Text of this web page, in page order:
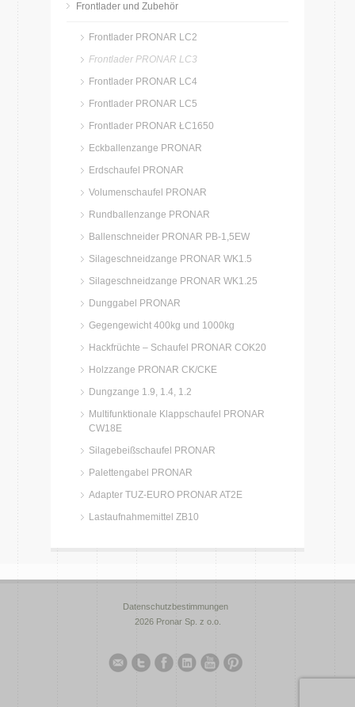
Frontlader und Zubehör
Frontlader PRONAR LC2
Frontlader PRONAR LC3
Frontlader PRONAR LC4
Frontlader PRONAR LC5
Frontlader PRONAR ŁC1650
Eckballenzange PRONAR
Erdschaufel PRONAR
Volumenschaufel PRONAR
Rundballenzange PRONAR
Ballenschneider PRONAR PB-1,5EW
Silageschneidzange PRONAR WK1.5
Silageschneidzange PRONAR WK1.25
Dunggabel PRONAR
Gegengewicht 400kg und 1000kg
Hackfrüchte – Schaufel PRONAR COK20
Holzzange PRONAR CK/CKE
Dungzange 1.9, 1.4, 1.2
Multifunktionale Klappschaufel PRONAR
CW18E
Silagebeißschaufel PRONAR
Palettengabel PRONAR
Adapter TUZ-EURO PRONAR AT2E
Lastaufnahmemittel ZB10
Datenschutzbestimmungen
2026 Pronar Sp. z o.o.